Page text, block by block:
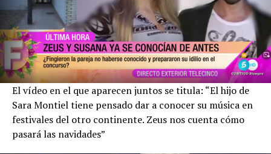
El vídeo en el que aparecen juntos se titula: “El hijo de
Sara Montiel tiene pensado dar a conocer su música en
festivales del otro continente. Zeus nos cuenta cómo
pasará las navidades”